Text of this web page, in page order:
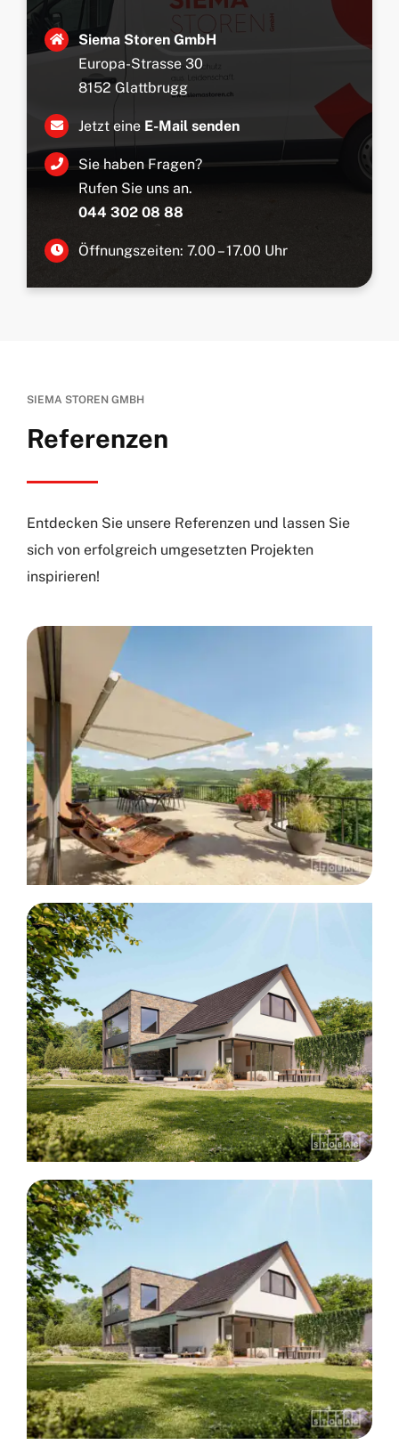
Siema Storen GmbH
Europa-Strasse 30
8152 Glattbrugg
Jetzt eine E-Mail senden
Sie haben Fragen?
Rufen Sie uns an.
044 302 08 88
Öffnungszeiten: 7.00 – 17.00 Uhr
SIEMA STOREN GMBH
Referenzen
Entdecken Sie unsere Referenzen und lassen Sie
sich von erfolgreich umgesetzten Projekten
inspirieren!